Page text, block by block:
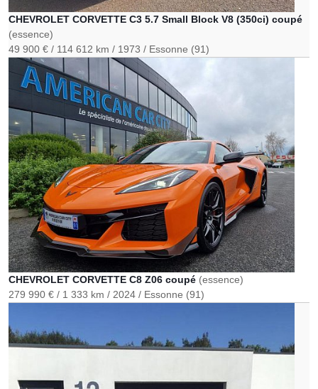
CHEVROLET CORVETTE C3 5.7 Small Block V8 (350ci) coupé
(essence)
49 900 €
114 612 km 1973 Essonne (91)
CHEVROLET CORVETTE C8 Z06 coupé (essence)
279 990 €
1 333 km 2024 Essonne (91)